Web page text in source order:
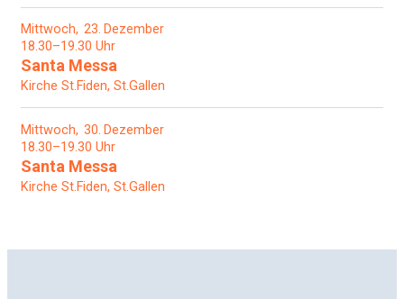
Mittwoch 23 Dezember
18.30–19.30 Uhr
Santa Messa
Kirche St.Fiden, St.Gallen
Mittwoch 30 Dezember
18.30–19.30 Uhr
Santa Messa
Kirche St.Fiden, St.Gallen